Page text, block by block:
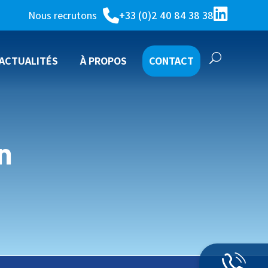
Nous recrutons +33 (0)2 40 84 38 38
À PROPOS CONTACT